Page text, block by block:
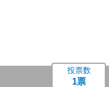
投票数
1票